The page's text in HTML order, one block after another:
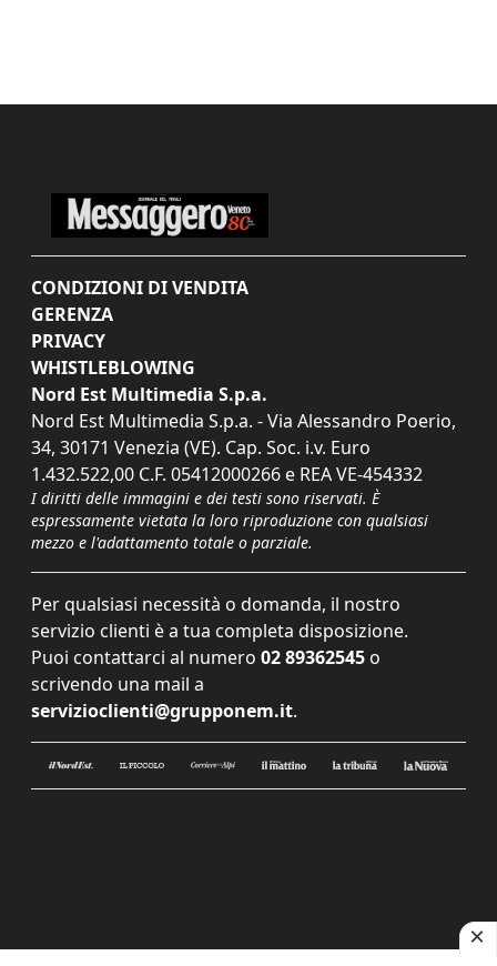
CONDIZIONI DI VENDITA
GERENZA
PRIVACY
WHISTLEBLOWING
Nord Est Multimedia S.p.a.
Nord Est Multimedia S.p.a. - Via Alessandro Poerio,
34, 30171 Venezia (VE). Cap. Soc. i.v. Euro
1.432.522,00 C.F. 05412000266 e REA VE-454332
I diritti delle immagini e dei testi sono riservati. È
espressamente vietata la loro riproduzione con qualsiasi
mezzo e l'adattamento totale o parziale.
Per qualsiasi necessità o domanda, il nostro
servizio clienti è a tua completa disposizione.
Puoi contattarci al numero 02 89362545 o
scrivendo una mail a
servizioclienti@grupponem.it.